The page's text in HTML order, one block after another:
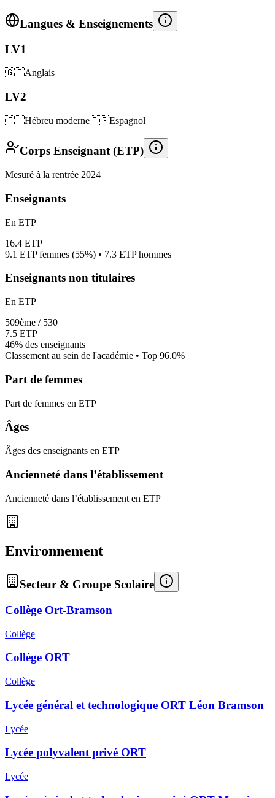
Langues & Enseignements
LV1
🇬🇧Anglais
LV2
🇮🇱Hébreu moderne🇪🇸Espagnol
Corps Enseignant (ETP)
Mesuré à la rentrée 2024
Enseignants
En ETP
16.4 ETP
9.1 ETP femmes (55%) • 7.3 ETP hommes
Enseignants non titulaires
En ETP
509ème / 530
7.5 ETP
46% des enseignants
Classement au sein de l'académie • Top 96.0%
Part de femmes
Part de femmes en ETP
Âges
Âges des enseignants en ETP
Ancienneté dans l’établissement
Ancienneté dans l’établissement en ETP
Environnement
Secteur & Groupe Scolaire
Collège Ort-Bramson
Collège
Collège ORT
Collège
Lycée général et technologique ORT Léon Bramson
Lycée
Lycée polyvalent privé ORT
Lycée